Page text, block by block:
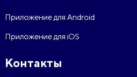
Приложение для Android
Приложение для iOS
Контакты